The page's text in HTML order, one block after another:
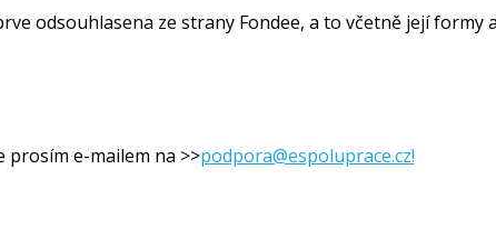
odsouhlasena ze strany Fondee, a to včetně její
prosím e-mailem na >>podpora@espoluprace.cz!